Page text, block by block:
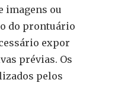
imagens ou
do prontuário
expor
prévias. Os
pelos